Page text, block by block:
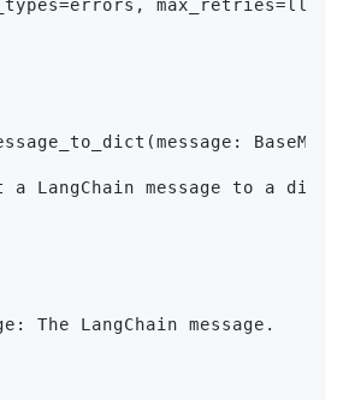
a LangChain message to a
The LangChain message.